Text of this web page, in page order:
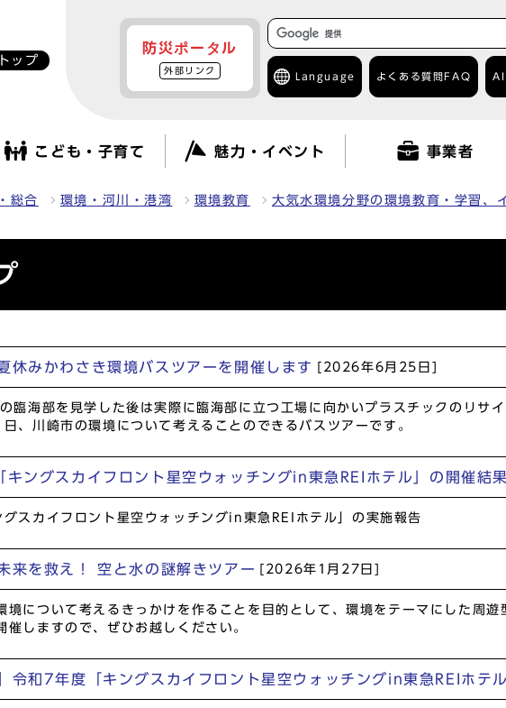
トップ
防災ポータル
外部リンク
Language よくある質問 FAQ AI
こども・子育て 魅力・イベント 事業者
総合 環境・河川・港湾 環境教育 大気水環境分野の環境教育・学習、
休みかわさき環境バスツアーを開催します [2026年6月25日]
臨海部を見学した後は実際に臨海部に立つ工場に向かいプラスチックのリサ
、川崎市の環境について考えることのできるバスツアーです。
ングスカイフロント星空ウォッチングin東急REIホテル」の開催結
スカイフロント星空ウォッチングin東急REIホテル」の実施報告
来を救え！ 空と水の謎解きツアー [2026年1月27日]
境について考えるきっかけを作ることを目的として、環境をテーマにした周
催しますので、ぜひお越しください。
令和7年度「キングスカイフロント星空ウォッチングin東急REIホテ